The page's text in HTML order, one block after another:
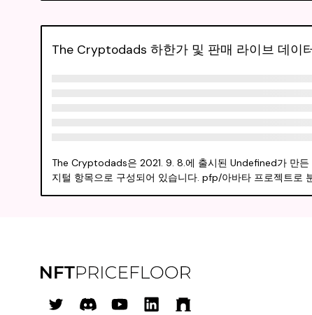
The Cryptodads 하한가 및 판매 라이브 데이
The Cryptodads은 2021. 9. 8.에 출시된 Undefined가 만
지털 항목으로 구성되어 있습니다. pfp/아바타 프로젝트로